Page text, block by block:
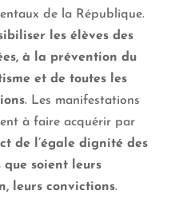
de la République.
les élèves des
à la prévention du
et de toutes les
. Les manifestations
à faire acquérir par
de l’égale dignité des
que soient leurs
leurs convictions.